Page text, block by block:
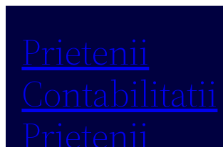
conținut
Prietenii
Contabilitatii
Prietenii